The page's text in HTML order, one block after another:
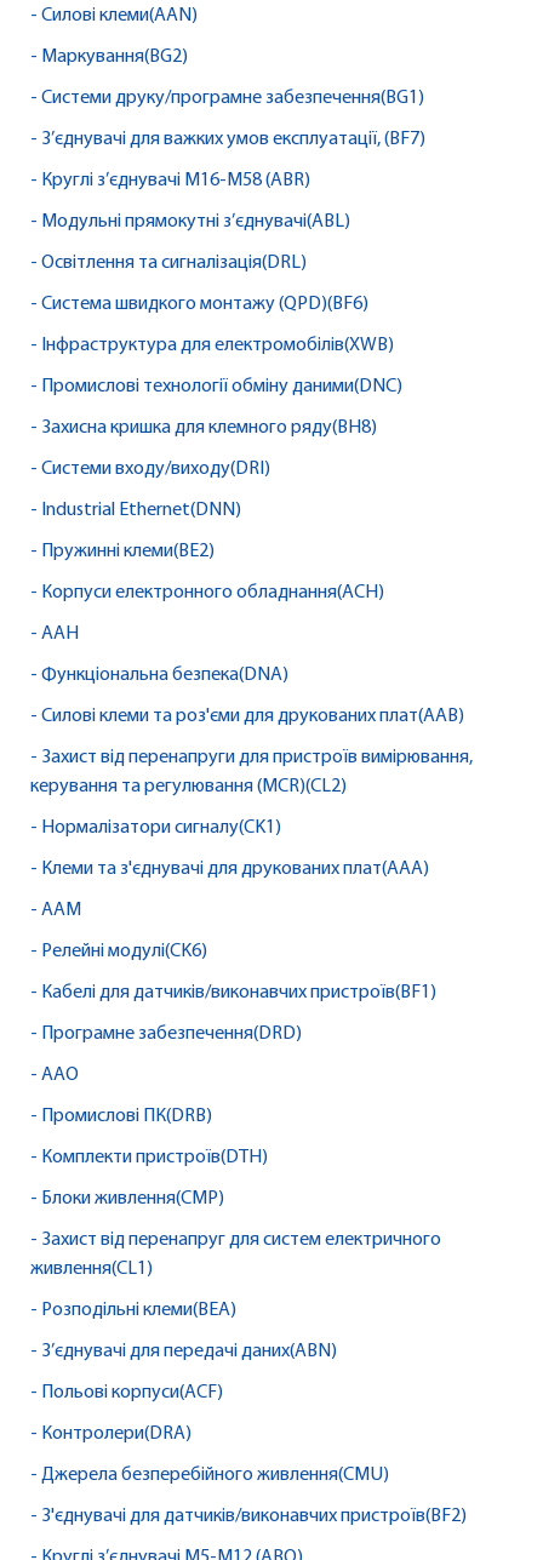
- Силові клеми(AAN)
- Маркування(BG2)
- Системи друку/програмне забезпечення(BG1)
- З’єднувачі для важких умов експлуатації, (BF7)
- Круглі з’єднувачі M16-M58 (ABR)
- Модульні прямокутні з’єднувачі(ABL)
- Освітлення та сигналізація(DRL)
- Система швидкого монтажу (QPD)(BF6)
- Інфраструктура для електромобілів(XWB)
- Промислові технології обміну даними(DNC)
- Захисна кришка для клемного ряду(BH8)
- Системи входу/виходу(DRI)
- Industrial Ethernet(DNN)
- Пружинні клеми(BE2)
- Корпуси електронного обладнання(ACH)
- AAH
- Функціональна безпека(DNA)
- Силові клеми та роз'єми для друкованих плат(AAB)
- Захист від перенапруги для пристроїв вимірювання,
керування та регулювання (MCR)(CL2)
- Нормалізатори сигналу(CK1)
- Клеми та з'єднувачі для друкованих плат(AAA)
- AAM
- Релейні модулі(CK6)
- Кабелі для датчиків/виконавчих пристроїв(BF1)
- Програмне забезпечення(DRD)
- AAO
- Промислові ПК(DRB)
- Комплекти пристроїв(DTH)
- Блоки живлення(CMP)
- Захист від перенапруг для систем електричного
живлення(CL1)
- Розподільні клеми(BEA)
- З’єднувачі для передачі даних(ABN)
- Польові корпуси(ACF)
- Контролери(DRA)
- Джерела безперебійного живлення(CMU)
- З'єднувачі для датчиків/виконавчих пристроїв(BF2)